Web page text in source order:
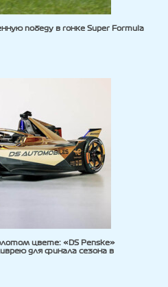
победу в гонке Super Formula
цвете: «DS Penske»
для финала сезона в